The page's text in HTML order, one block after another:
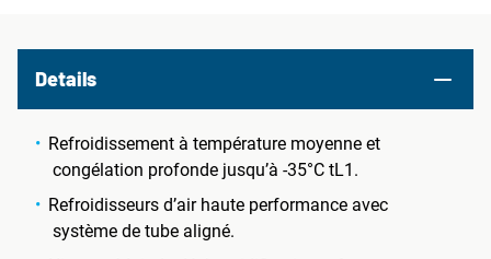
Details
Refroidissement à température moyenne et
congélation profonde jusqu’à -35°C tL1.
Refroidisseurs d’air haute performance avec
système de tube aligné.